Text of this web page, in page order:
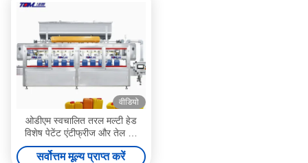
वीडियो
ओडीएम स्वचालित तरल मल्टी हेड
विशेष पेटेंट एंटीफ्रीज और तेल की
बोतल भरने की मशीन
सर्वोत्तम मूल्य प्राप्त करें